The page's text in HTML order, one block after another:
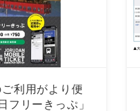
利用がより便
フリーきっぷ」